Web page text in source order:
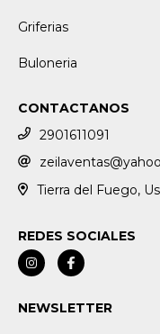
Griferias
Buloneria
CONTACTANOS
2901611091
Tierra del Fuego,
REDES SOCIALES
NEWSLETTER